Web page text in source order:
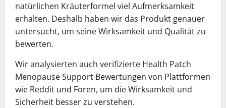
natürlichen Kräuterformel viel Aufmerksamkeit
erhalten. Deshalb haben wir das Produkt genauer
untersucht, um seine Wirksamkeit und Qualität zu
bewerten.
Wir analysierten auch verifizierte Health Patch
Menopause Support Bewertungen von Plattformen
wie Reddit und Foren, um die Wirksamkeit und
Sicherheit besser zu verstehen.